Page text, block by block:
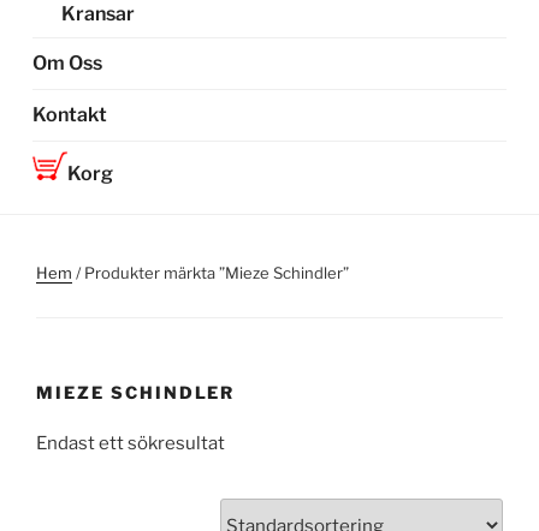
Kransar
Om Oss
Kontakt
Korg
Hem / Produkter märkta ”Mieze Schindler”
MIEZE SCHINDLER
Endast ett sökresultat